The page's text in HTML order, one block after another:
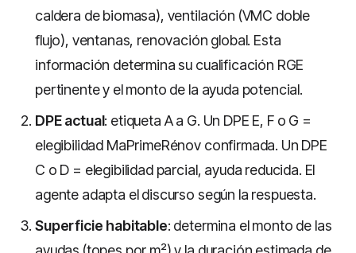
caldera de biomasa), ventilación (VMC doble
flujo), ventanas, renovación global. Esta
información determina su cualificación RGE
pertinente y el monto de la ayuda potencial.
DPE actual: etiqueta A a G. Un DPE E, F o G =
elegibilidad MaPrimeRénov confirmada. Un DPE
C o D = elegibilidad parcial, ayuda reducida. El
agente adapta el discurso según la respuesta.
Superficie habitable: determina el monto de las